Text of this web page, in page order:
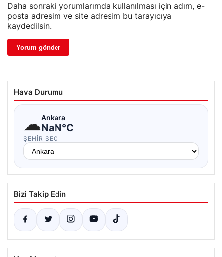
Daha sonraki yorumlarımda kullanılması için adım, e-
posta adresim ve site adresim bu tarayıcıya
kaydedilsin.
Hava Durumu
☁Ankara
NaN°C
ŞEHIR SEÇ
Bizi Takip Edin